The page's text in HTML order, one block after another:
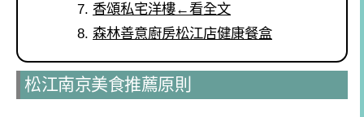
香頌私宅洋樓←看全文
森林善意廚房松江店健康餐盒
松江南京美食推薦原則